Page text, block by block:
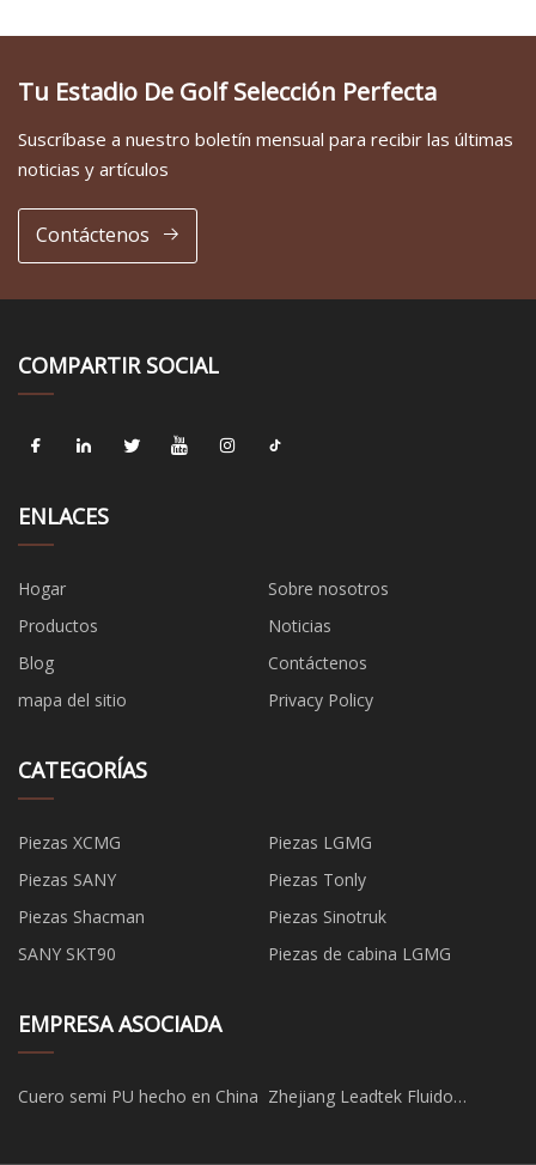
Tu Estadio De Golf Selección Perfecta
Suscríbase a nuestro boletín mensual para recibir las últimas
noticias y artículos
Contáctenos
COMPARTIR SOCIAL
ENLACES
Hogar
Sobre nosotros
Productos
Noticias
Blog
Contáctenos
mapa del sitio
Privacy Policy
CATEGORÍAS
Piezas XCMG
Piezas LGMG
Piezas SANY
Piezas Tonly
Piezas Shacman
Piezas Sinotruk
SANY SKT90
Piezas de cabina LGMG
EMPRESA ASOCIADA
Cuero semi PU hecho en China Zhejiang Leadtek Fluido